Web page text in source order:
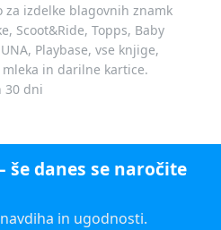
za izdelke blagovnih znamk
Scoot&Ride, Topps, Baby
Playbase, vse knjige,
in darilne kartice.
30 dni
še danes se naročite
in ugodnosti.